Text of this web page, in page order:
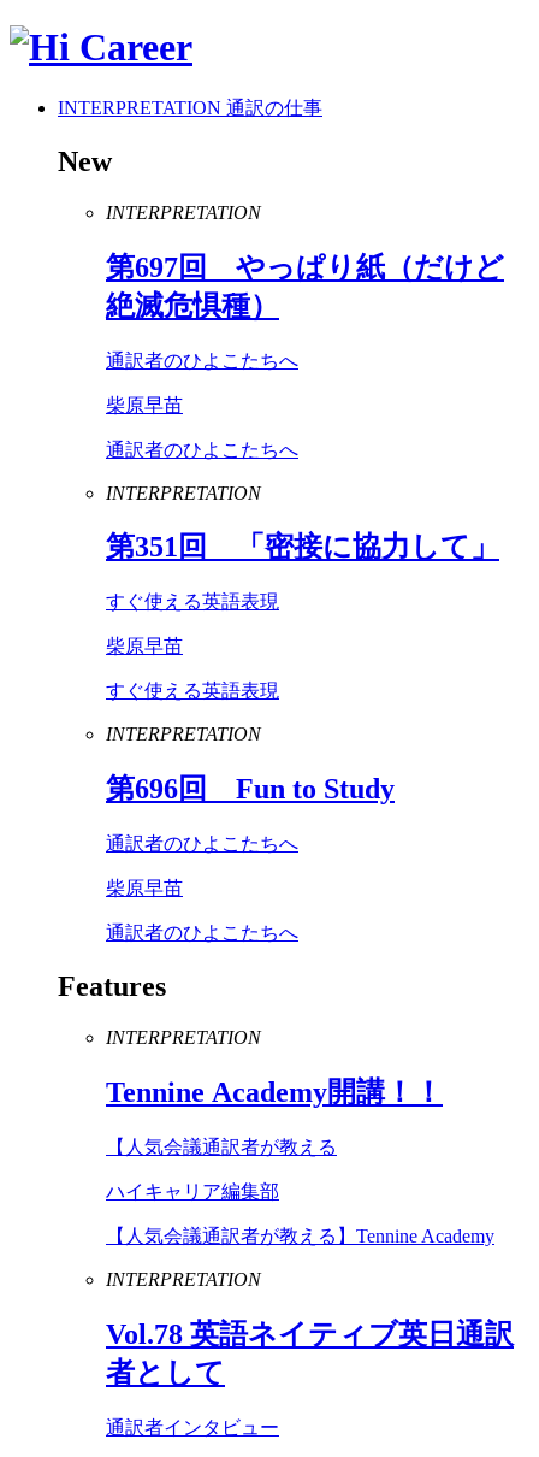
INTERPRETATION 通訳の仕事
New
INTERPRETATION
第697回 やっぱり紙（だけど
絶滅危惧種）
通訳者のひよこたちへ
柴原早苗
通訳者のひよこたちへ
INTERPRETATION
第351回 「密接に協力して」
すぐ使える英語表現
柴原早苗
すぐ使える英語表現
INTERPRETATION
第696回 Fun to Study
通訳者のひよこたちへ
柴原早苗
通訳者のひよこたちへ
Features
INTERPRETATION
Tennine Academy開講！！
【人気会議通訳者が教える
ハイキャリア編集部
【人気会議通訳者が教える】Tennine Academy
INTERPRETATION
Vol.78 英語ネイティブ英日通訳
者として
通訳者インタビュー